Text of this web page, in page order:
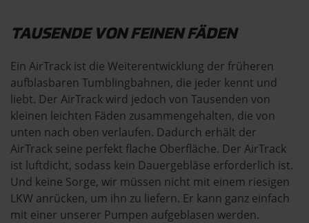
TAUSENDE VON FEINEN FÄDEN
Ein AirTrack ist die Weiterentwicklung der früheren
aufblasbaren Tumblingbahnen, die jeder kennt und
liebt. Der AirTrack wird jedoch von Tausenden von
kleinen leichten Fäden zusammengehalten, die von
unten nach oben verlaufen. Dadurch erhält der
AirTrack seine perfekt flache Oberfläche. Der AirTrack
ist luftdicht, sodass kein Dauergebläse erforderlich ist.
Und keine Sorge, wir müssen nicht mit einem riesigen
LKW anrücken, um ihn zu liefern. Er kann ganz einfach
mit einer unserer Pumpen aufgeblasen werden.